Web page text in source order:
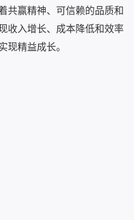
共赢精神、可信赖的品质和
收入增长、成本降低和效率
现精益成长。